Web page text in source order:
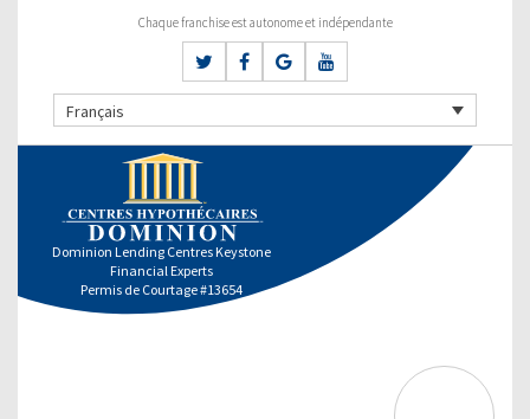
Chaque franchise est autonome et indépendante
Français
Dominion Lending Centres Keystone
Financial Experts
Permis de Courtage #13654